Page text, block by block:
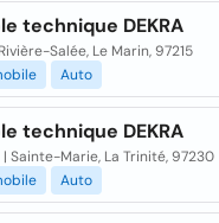
technique DEKRA
Salée, Le Marin, 97215
Auto
technique DEKRA
| Sainte-Marie, La Trinité, 97230
Auto